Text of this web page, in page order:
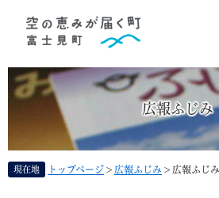
広報ふじみ
現在地 トップページ > 広報ふじみ > 広報ふじ